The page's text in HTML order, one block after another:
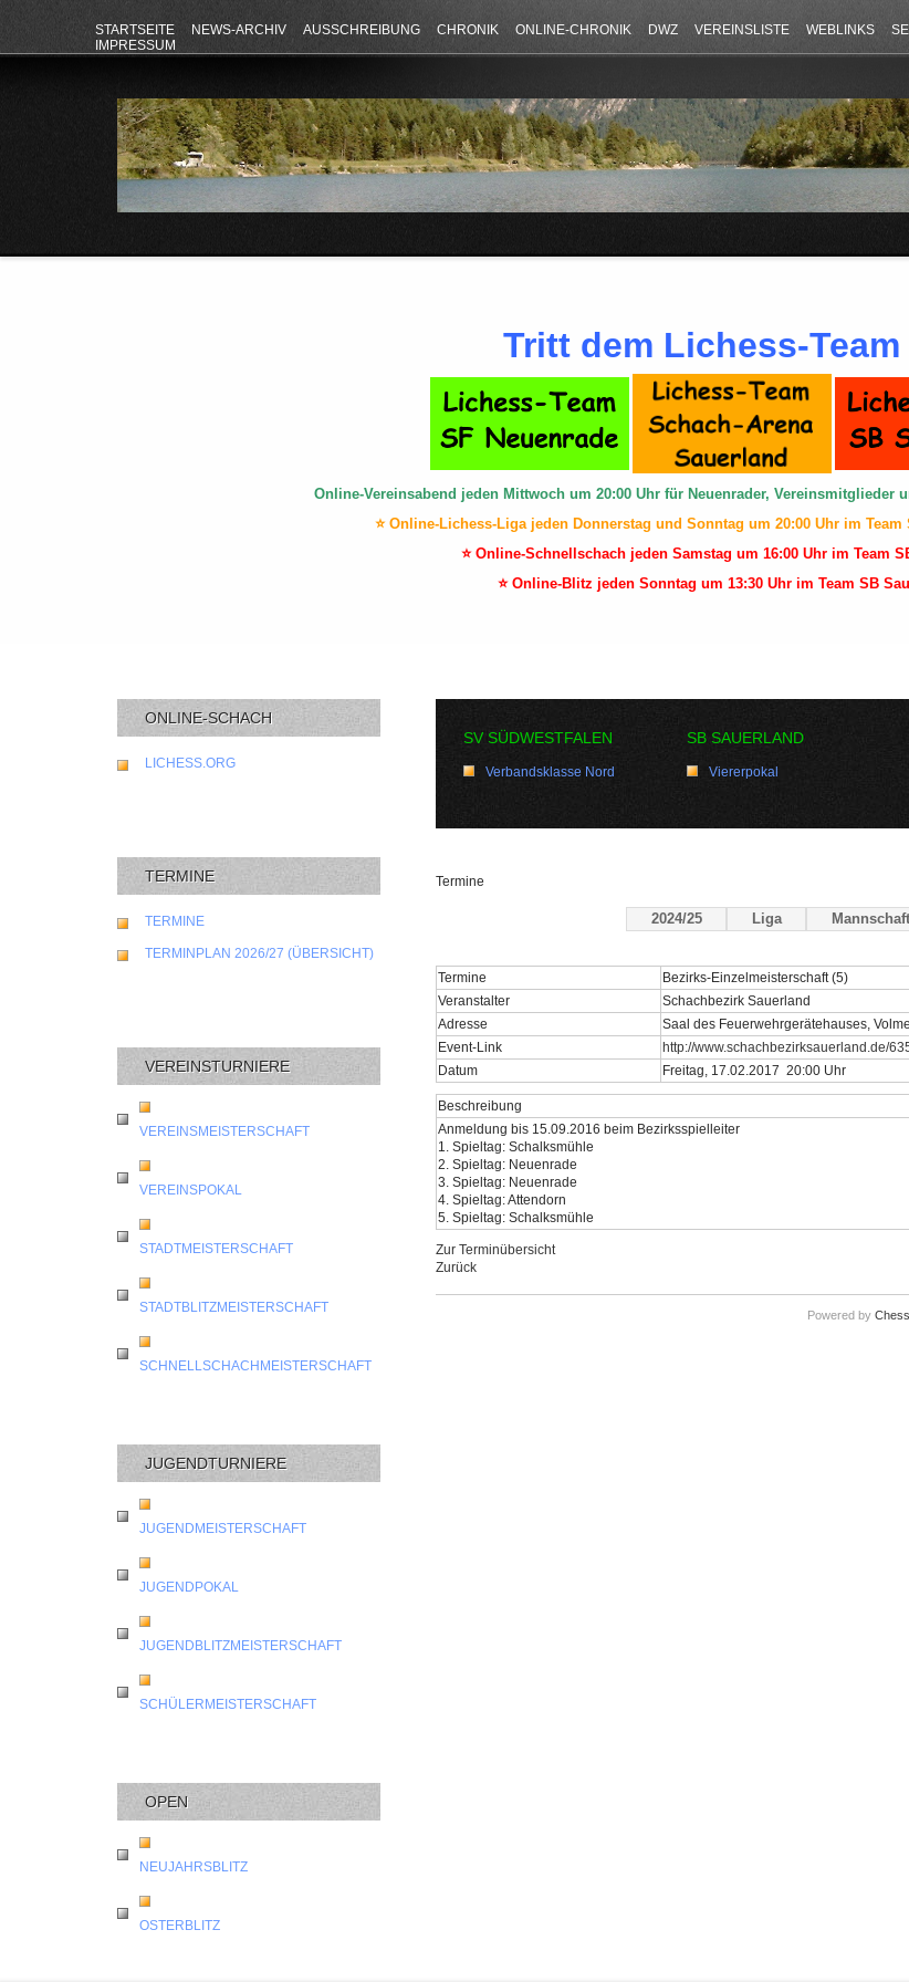
STARTSEITE NEWS-ARCHIV AUSSCHREIBUNG CHRONIK ONLINE-CHRONIK DWZ VEREINSLISTE WEBLINKS
IMPRESSUM
Tritt dem Lichess-Team
Online-Vereinsabend jeden Mittwoch um 20:00 Uhr für Neuenrader, Vereinsmitglieder
⭐ Online-Lichess-Liga jeden Donnerstag und Sonntag um 20:00 Uhr im Team
⭐ Online-Schnellschach jeden Samstag um 16:00 Uhr im Team
⭐ Online-Blitz jeden Sonntag um 13:30 Uhr im Team SB
ONLINE-SCHACH
LICHESS.ORG
TERMINE
TERMINE
TERMINPLAN 2026/27 (ÜBERSICHT)
VEREINSTURNIERE
VEREINSMEISTERSCHAFT
VEREINSPOKAL
STADTMEISTERSCHAFT
STADTBLITZMEISTERSCHAFT
SCHNELLSCHACHMEISTERSCHAFT
JUGENDTURNIERE
JUGENDMEISTERSCHAFT
JUGENDPOKAL
JUGENDBLITZMEISTERSCHAFT
SCHÜLERMEISTERSCHAFT
OPEN
NEUJAHRSBLITZ
OSTERBLITZ
SV SÜDWESTFALEN
Verbandsklasse Nord
SB SAUERLAND
Viererpokal
Termine
2024/25 Liga
Termine
Bezirks-Einzelmeisterschaft (5)
Veranstalter
Schachbezirk Sauerland
Adresse
Saal des Feuerwehrgerätehauses,
Event-Link
http://www.schachbezirksauerland.de/
Datum
Freitag, 17.02.2017 20:00 Uhr
Beschreibung
Anmeldung bis 15.09.2016 beim Bezirksspielleiter
1. Spieltag: Schalksmühle
2. Spieltag: Neuenrade
3. Spieltag: Neuenrade
4. Spieltag: Attendorn
5. Spieltag: Schalksmühle
Zur Terminübersicht
Zurück
Powered by